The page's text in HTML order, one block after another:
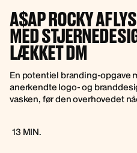
A$AP ROCKY
MED
LÆKKET DM
En potentiel branding-opgave
anerkendte logo- og
vasken, før den overhovedet
13 MIN.